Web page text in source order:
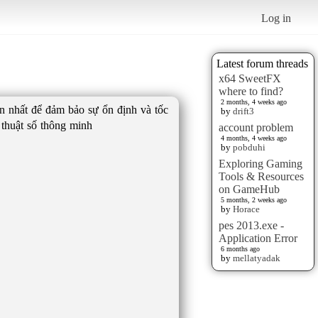
Log in
Latest forum threads
x64 SweetFX
where to find?
2 months, 4 weeks ago
by drift3
account problem
4 months, 4 weeks ago
by pobduhi
Exploring Gaming
Tools & Resources
on GameHub
5 months, 2 weeks ago
by Horace
pes 2013.exe -
Application Error
6 months ago
by mellatyadak
nhất để đảm bảo sự ổn định và tốc
số thông minh